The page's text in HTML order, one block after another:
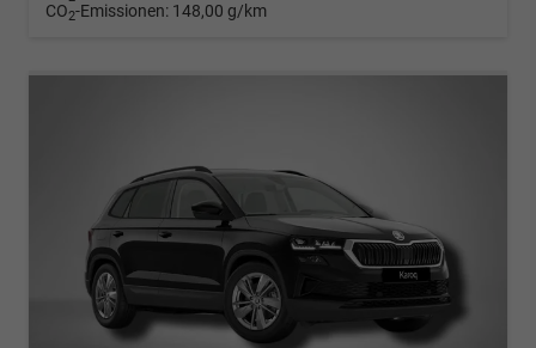
CO2-Emissionen: 148,00 g/km